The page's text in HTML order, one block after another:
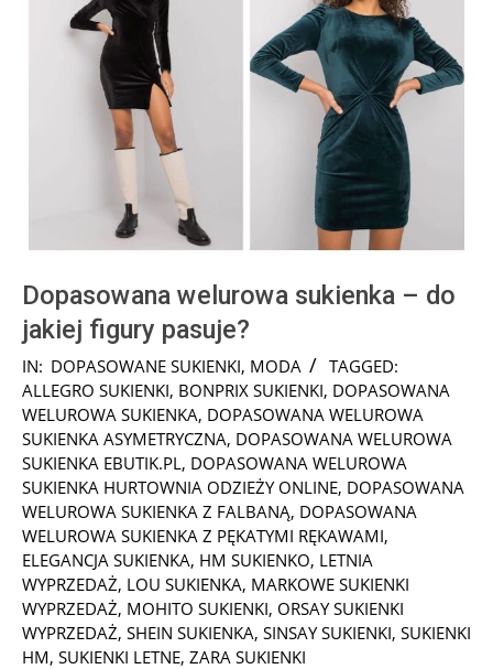
Dopasowana welurowa sukienka – do
jakiej figury pasuje?
2022-
01-
06
IN: DOPASOWANE SUKIENKI, MODA
TAGGED:
ALLEGRO SUKIENKI, BONPRIX SUKIENKI, DOPASOWANA
WELUROWA SUKIENKA, DOPASOWANA WELUROWA
SUKIENKA ASYMETRYCZNA, DOPASOWANA WELUROWA
SUKIENKA EBUTIK.PL, DOPASOWANA WELUROWA
SUKIENKA HURTOWNIA ODZIEŻY ONLINE, DOPASOWANA
WELUROWA SUKIENKA Z FALBANĄ, DOPASOWANA
WELUROWA SUKIENKA Z PĘKATYMI RĘKAWAMI,
ELEGANCJA SUKIENKA, HM SUKIENKO, LETNIA
WYPRZEDAŻ, LOU SUKIENKA, MARKOWE SUKIENKI
WYPRZEDAŻ, MOHITO SUKIENKI, ORSAY SUKIENKI
WYPRZEDAŻ, SHEIN SUKIENKA, SINSAY SUKIENKI, SUKIENKI
HM, SUKIENKI LETNE, ZARA SUKIENKI